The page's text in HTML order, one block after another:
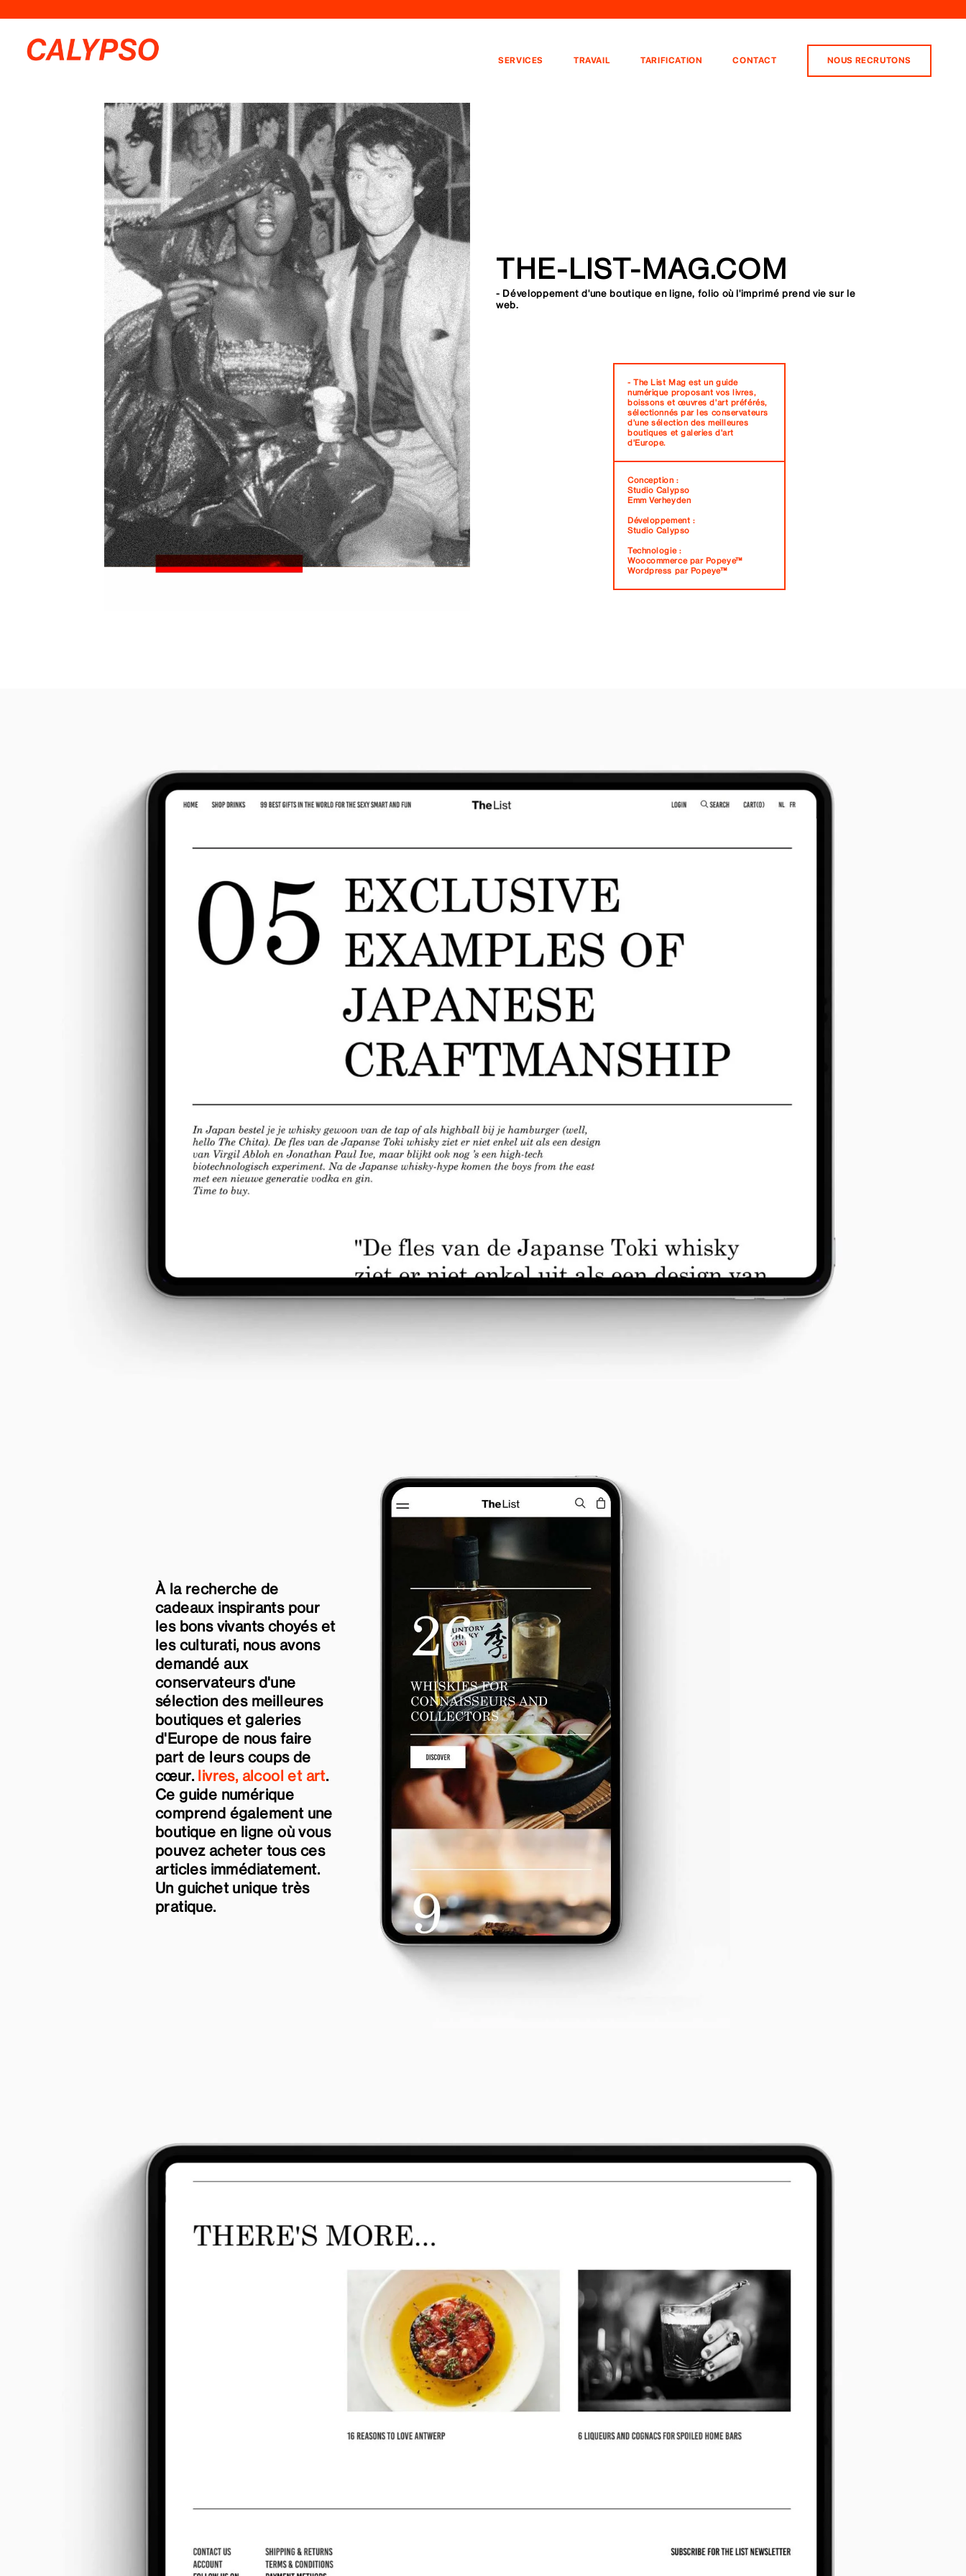
SERVICES TRAVAIL TARIFICATION CONTACT NOUS RECRUTONS
THE-LIST-MAG.COM
- Développement d'une boutique en ligne, folio où l'imprimé prend vie sur le
web.
- The List Mag est un guide
numérique proposant vos livres,
boissons et œuvres d'art préférés,
sélectionnés par les conservateurs
d'une sélection des meilleures
boutiques et galeries d'art
d'Europe.
Conception :
Studio Calypso
Emm Verheyden
Développement :
Studio Calypso
Technologie :
Woocommerce par Popeye™
Wordpress par Popeye™
À la recherche de
cadeaux inspirants pour
les bons vivants choyés et
les culturati, nous avons
demandé aux
conservateurs d'une
sélection des meilleures
boutiques et galeries
d'Europe de nous faire
part de leurs coups de
cœur. livres, alcool et art.
Ce guide numérique
comprend également une
boutique en ligne où vous
pouvez acheter tous ces
articles immédiatement.
Un guichet unique très
pratique.